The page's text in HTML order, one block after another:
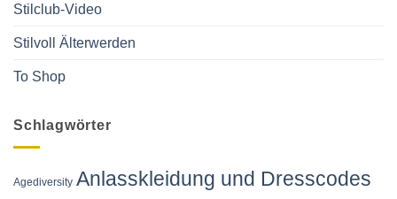
Stilclub-Video
Stilvoll Älterwerden
To Shop
Schlagwörter
Agediversity Anlasskleidung und Dresscodes